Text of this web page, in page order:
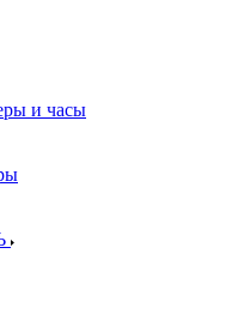
и часы